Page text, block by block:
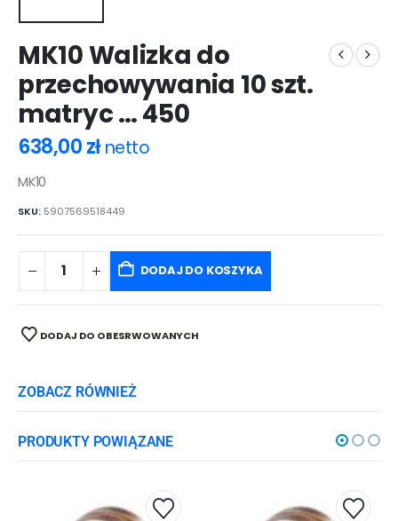
MK10 Walizka do
przechowywania 10 szt.
matryc … 450
638,00zł netto
MK10
SKU: 5907569518449
DODAJ DO KOSZYKA
DODAJ DO OBESRWOWANYCH
ZOBACZ RÓWNIEŻ
PRODUKTY POWIĄZANE